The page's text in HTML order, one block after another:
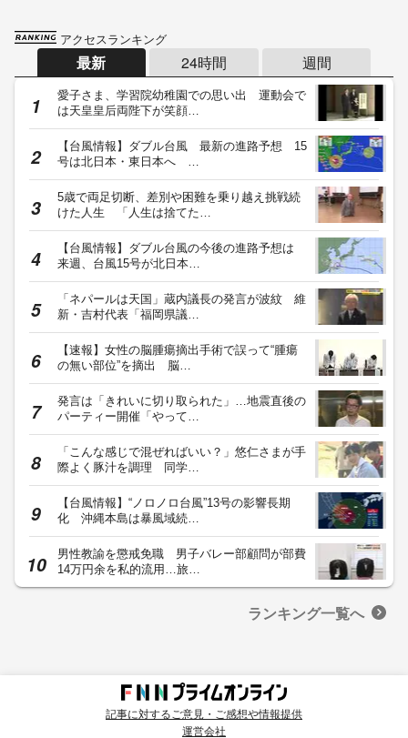
アクセスランキング
最新 24時間 週間
愛子さま、学習院幼稚園での思い出 運動会で
は天皇皇后両陛下が笑顔…
【台風情報】ダブル台風 最新の進路予想 15
号は北日本・東日本へ …
5歳で両足切断、差別や困難を乗り越え挑戦続
けた人生 「人生は捨てた…
【台風情報】ダブル台風の今後の進路予想は
来週、台風15号が北日本…
「ネパールは天国」蔵内議長の発言が波紋 維
新・吉村代表「福岡県議…
【速報】女性の脳腫瘍摘出手術で誤って“腫瘍
の無い部位”を摘出 脳…
発言は「きれいに切り取られた」…地震直後の
パーティー開催「やって…
「こんな感じで混ぜればいい？」悠仁さまが手
際よく豚汁を調理 同学…
【台風情報】“ノロノロ台風”13号の影響長期
化 沖縄本島は暴風域続…
男性教諭を懲戒免職 男子バレー部顧問が部費
14万円余を私的流用…旅…
ランキング一覧へ
記事に対するご意見・ご感想や情報提供
運営会社